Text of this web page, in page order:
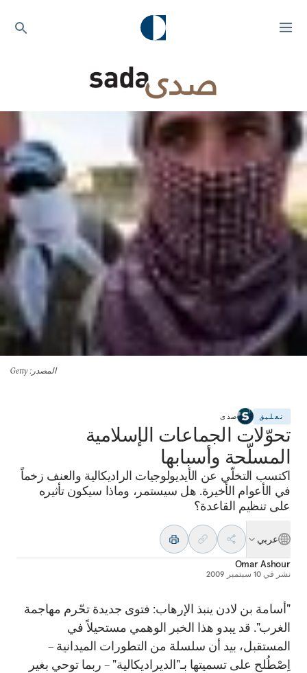
المصدر : Getty
تعليق صدى
تحوّلات الجماعات الإسلامية
المسلّحة وأسبابها
اكتسب التخلّي عن الأيديولوجيات الراديكالية والعنف زخماً
في الأعوام الأخيرة. هل سيستمر، وماذا سيكون تأثيره
على تنظيم القاعدة؟
عربي
Omar Ashour
نشر في 10 سبتمبر 2009
"أسامة بن لادن ينبذ الإرهاب: فتوى جديدة تحّرم مهاجمة
الغرب". قد يبدو هذا الخبر الوهمي مستحيلاً في
المستقبل، بيد أن سلسلة من التطورات الميدانية –
اِصْطُلح على تسميتها بـ"الديراديكالية" – ربما توحي بغير